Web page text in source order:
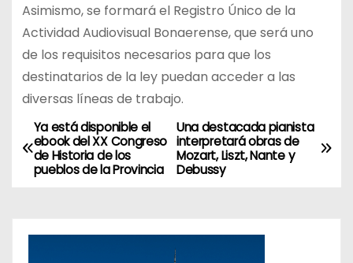
Asimismo, se formará el Registro Único de la
Actividad Audiovisual Bonaerense, que será uno
de los requisitos necesarios para que los
destinatarios de la ley puedan acceder a las
diversas líneas de trabajo.
N
a
e
Una destacada pianista
interpretará obras de
Mozart, Liszt, Nante y
Debussy
Ya está disponible el
ebook del XX Congreso
de Historia de los
pueblos de la Provincia